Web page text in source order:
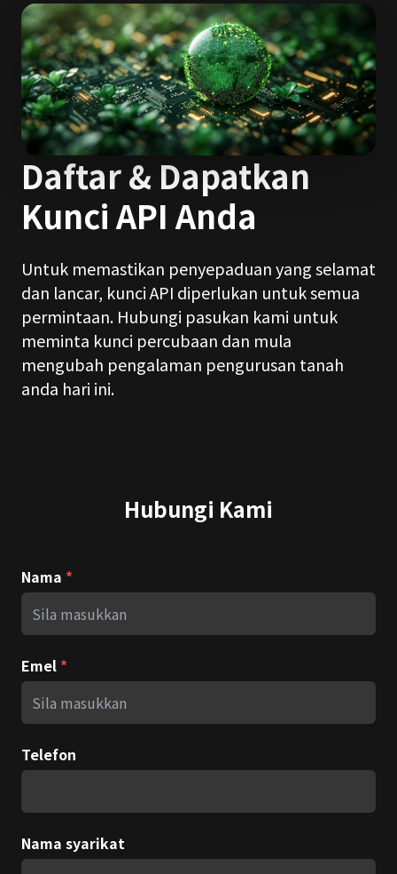
Daftar & Dapatkan
Kunci API Anda
Untuk memastikan penyepaduan yang selamat
dan lancar, kunci API diperlukan untuk semua
permintaan. Hubungi pasukan kami untuk
meminta kunci percubaan dan mula
mengubah pengalaman pengurusan tanah
anda hari ini.
Hubungi Kami
Nama *
Emel *
Telefon
Nama syarikat